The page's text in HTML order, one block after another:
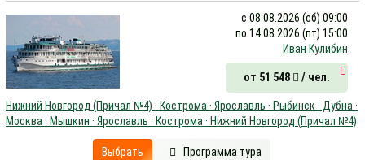
с 08.08.2026 (сб) 09:00
по 14.08.2026 (пт) 15:00
Иван Кулибин
от 51 548 / чел.
Нижний Новгород (Причал №4) · Кострома · Ярославль · Рыбинск · Дубна ·
Москва · Мышкин · Ярославль · Кострома · Нижний Новгород (Причал №4)
Выбрать Программа тура